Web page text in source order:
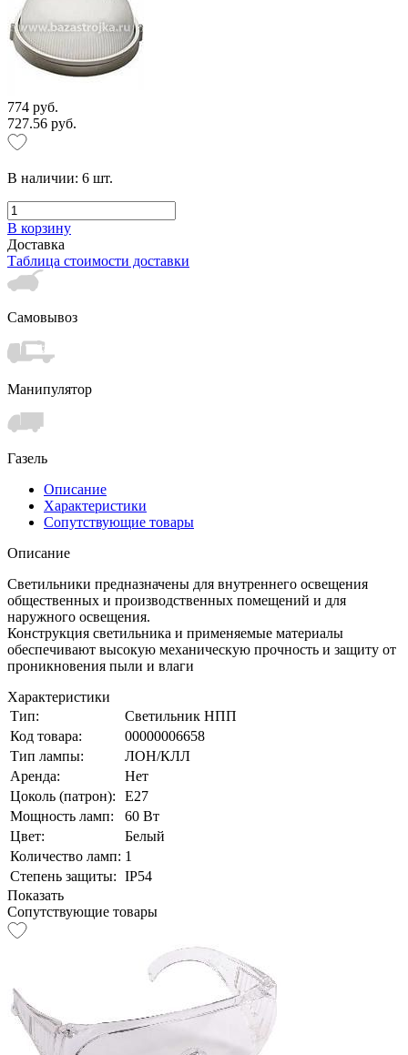
774 руб.
727.56 руб.
В наличии: 6 шт.
В корзину
Доставка
Таблица стоимости доставки
Самовывоз
Манипулятор
Газель
Описание
Характеристики
Сопутствующие товары
Описание
Светильники предназначены для внутреннего освещения
общественных и производственных помещений и для
наружного освещения.
Конструкция светильника и применяемые материалы
обеспечивают высокую механическую прочность и защиту от
проникновения пыли и влаги
Характеристики
Тип:
Светильник НПП
Код товара:
00000006658
Тип лампы:
ЛОН/КЛЛ
Аренда:
Нет
Цоколь (патрон):
E27
Мощность ламп:
60 Вт
Цвет:
Белый
Количество ламп: 1
Степень защиты: IP54
Показать
Сопутствующие товары